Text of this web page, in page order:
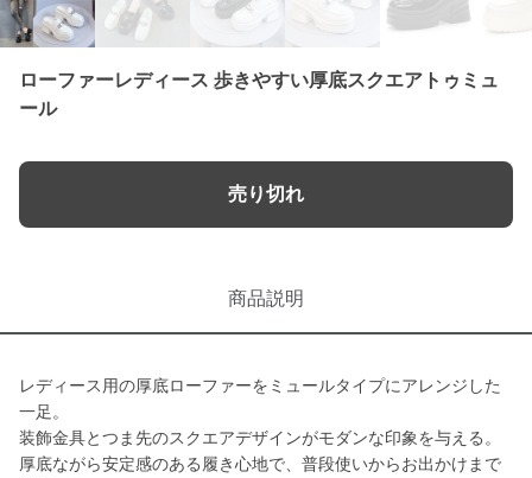
ローファーレディース 歩きやすい厚底スクエアトゥミュ
ール
売り切れ
商品説明
レディース用の厚底ローファーをミュールタイプにアレンジした
一足。
装飾金具とつま先のスクエアデザインがモダンな印象を与える。
厚底ながら安定感のある履き心地で、普段使いからお出かけまで